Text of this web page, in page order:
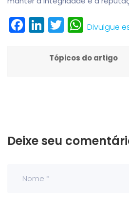
FacebookLinkedInTwitterWhatsApp
Divulgue
Tópicos do artigo
Deixe seu